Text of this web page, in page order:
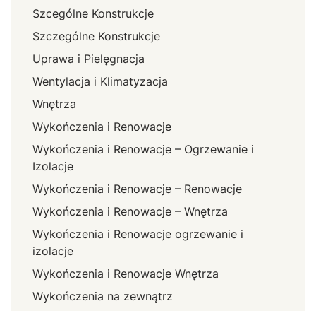
Szcególne Konstrukcje
Szczególne Konstrukcje
Uprawa i Pielęgnacja
Wentylacja i Klimatyzacja
Wnętrza
Wykończenia i Renowacje
Wykończenia i Renowacje – Ogrzewanie i
Izolacje
Wykończenia i Renowacje – Renowacje
Wykończenia i Renowacje – Wnętrza
Wykończenia i Renowacje ogrzewanie i
izolacje
Wykończenia i Renowacje Wnętrza
Wykończenia na zewnątrz